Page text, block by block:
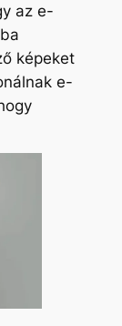
az e-
képeket
e-